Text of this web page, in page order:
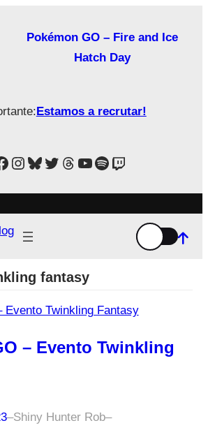
Pokémon GO – Fire and Ice
Hatch Day
Estamos a recrutar!
Instagram
Bluesky
Twitter
Estamos no Threads!
YouTube
Spotify
Twitch
fantasy
– Evento Twinkling
–Shiny Hunter Rob–